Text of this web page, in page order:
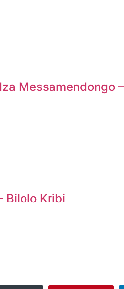
Messamendongo
Bilolo Kribi